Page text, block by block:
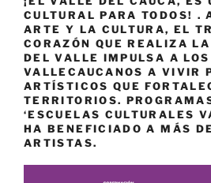
CULTURAL PARA TODOS! .
ARTE Y LA CULTURA, EL
CORAZÓN QUE REALIZA
DEL VALLE IMPULSA A LOS
VALLECAUCANOS A VIVIR
ARTÍSTICOS QUE
TERRITORIOS.
‘ESCUELAS CULTURALES
HA BENEFICIADO A MÁS
ARTISTAS.